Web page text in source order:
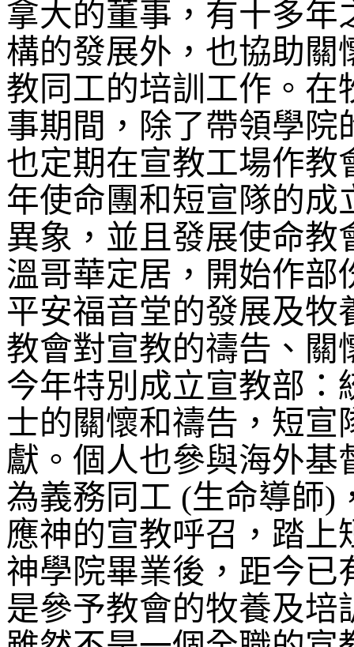
拿大的董事，有十多年
構的發展外，也協助關
教同工的培訓工作。在
事期間，除了帶領學院
也定期在宣教工場作教
年使命團和短宣隊的成
異象，並且發展使命教
溫哥華定居，開始作部
平安福音堂的發展及牧
教會對宣教的禱告、關
今年特別成立宣教部：
士的關懷和禱告，短宣
獻。個人也參與海外基
為義務同工 (生命導師)
應神的宣教呼召，踏上
神學院畢業後，距今已
是參予教會的牧養及培